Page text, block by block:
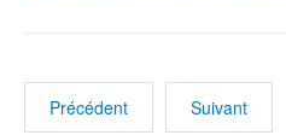
Précédent Suivant